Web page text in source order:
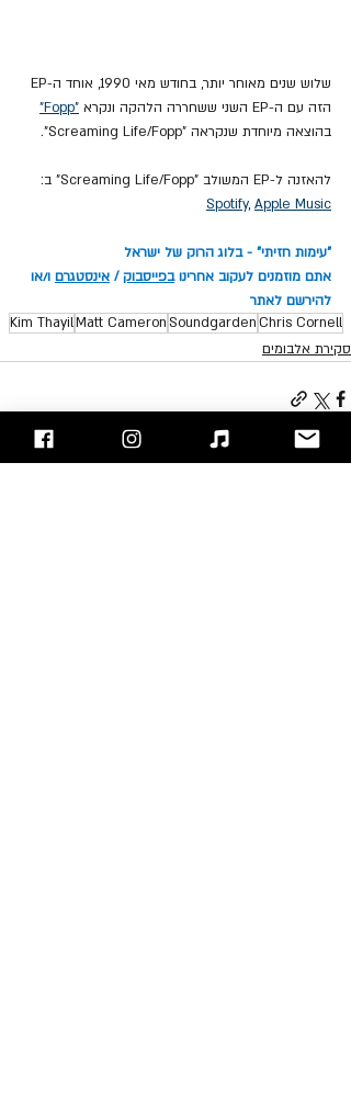
הזה עם ה-EP השני ששחררה הלהקה ונקרא
"Fopp"
בהוצאה מיוחדת שנקראה "Screaming Life/Fopp".
להאזנה ל-EP המשולב "Screaming Life/Fopp" ב:
Spotify, Apple Music
"עימות חזיתי" - בלוג הרוק של ישראל
אתם מוזמנים לעקוב אחרינו בפייסבוק / אינסטגרם ו/או
להירשם לאתר
Chris Cornell
Soundgarden
Matt Cameron
Kim Thayil
סקירת אלבומים